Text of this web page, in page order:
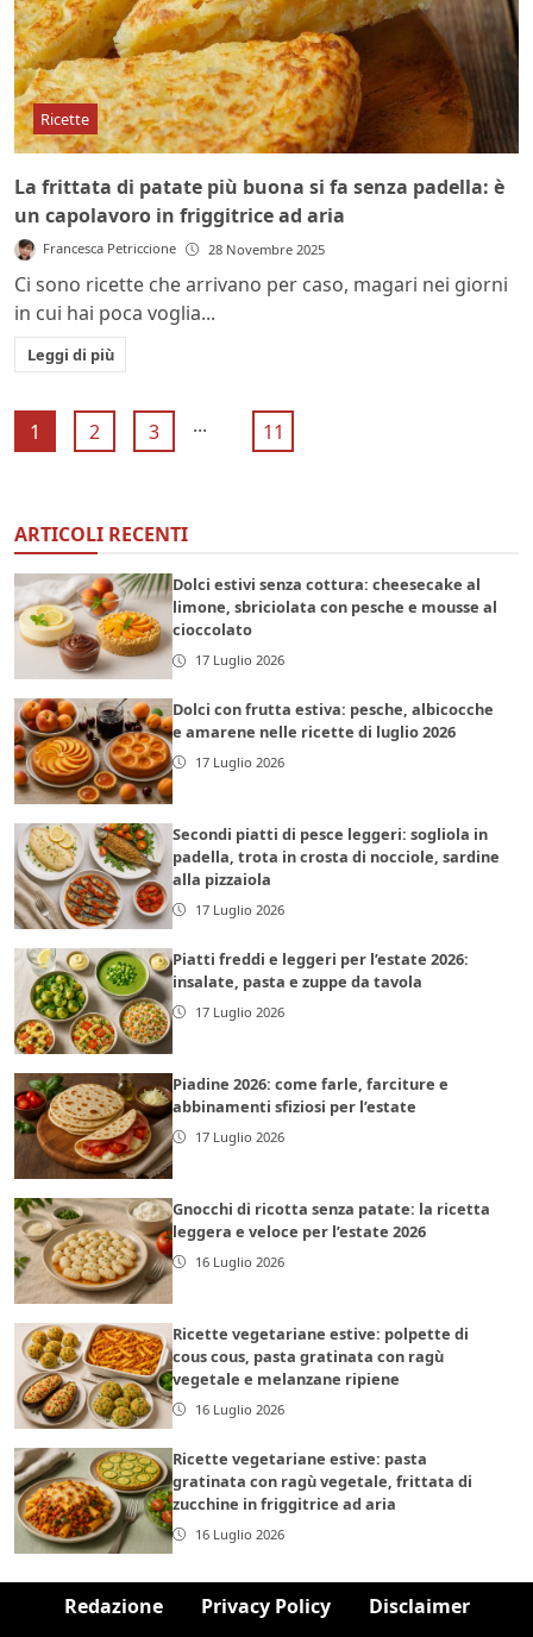
Ricette
La frittata di patate più buona si fa senza padella: è
un capolavoro in friggitrice ad aria
Francesca Petriccione 28 Novembre 2025
Ci sono ricette che arrivano per caso, magari nei giorni
in cui hai poca voglia...
Leggi di più
1 2 3 ... 11
ARTICOLI RECENTI
Dolci estivi senza cottura: cheesecake al
limone, sbriciolata con pesche e mousse al
cioccolato
17 Luglio 2026
Dolci con frutta estiva: pesche, albicocche
e amarene nelle ricette di luglio 2026
17 Luglio 2026
Secondi piatti di pesce leggeri: sogliola in
padella, trota in crosta di nocciole, sardine
alla pizzaiola
17 Luglio 2026
Piatti freddi e leggeri per l’estate 2026:
insalate, pasta e zuppe da tavola
17 Luglio 2026
Piadine 2026: come farle, farciture e
abbinamenti sfiziosi per l’estate
17 Luglio 2026
Gnocchi di ricotta senza patate: la ricetta
leggera e veloce per l’estate 2026
16 Luglio 2026
Ricette vegetariane estive: polpette di
cous cous, pasta gratinata con ragù
vegetale e melanzane ripiene
16 Luglio 2026
Ricette vegetariane estive: pasta
gratinata con ragù vegetale, frittata di
zucchine in friggitrice ad aria
16 Luglio 2026
Redazione Privacy Policy Disclaimer